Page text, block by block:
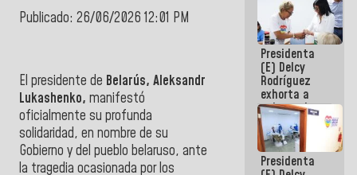
Publicado: 26/06/2026 12:01 PM
El presidente de Belarús, Aleksandr
Lukashenko, manifestó
oficialmente su profunda
solidaridad, en nombre de su
Gobierno y del pueblo belaruso, ante
la tragedia ocasionada por los
Viceministerio
de Energía
Eléctrica y
CORPOELEC
Presidenta
(E) Delcy
Rodríguez
exhorta a
gobernadores
y alcaldes a
edificar
casas para
abuelos
Presidenta